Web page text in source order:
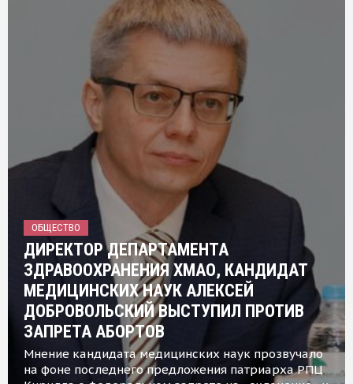
ОБЩЕСТВО
ДИРЕКТОР ДЕПАРТАМЕНТА
ЗДРАВООХРАНЕНИЯ ХМАО, КАНДИДАТ
МЕДИЦИНСКИХ НАУК АЛЕКСЕЙ
ДОБРОВОЛЬСКИЙ ВЫСТУПИЛ ПРОТИВ
ЗАПРЕТА АБОРТОВ
Мнение кандидата медицинских наук прозвучало
на фоне последнего предложения патриарха РПЦ